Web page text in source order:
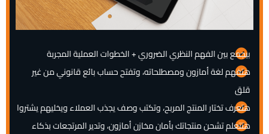
بيجمع بين الفهم النظري الضروري + الخطوات العملية المجربة
هتفهم لغة أمازون ومصطلحاته، وتفتح حساب بائع قانوني من غير
قلق
هتعرف تختار المنتج المربح، وتكتب وصف يجذب العملاء ويخليهم يشتروا
هتتعلم تشحن منتجاتك بأمان مخازن أمازون، وتدير المرتجعات بذكاء